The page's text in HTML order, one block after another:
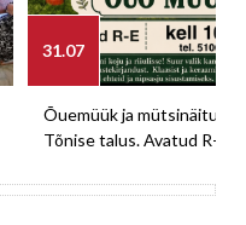
31.07
Õuemüük ja mütsinäitus
Tõnise talus. Avatud R-E